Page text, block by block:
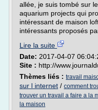
allée, je suis tombé sur
aquarium projects qui
intéressant de maison
intéressants proposés
Lire la suite
Date: 2017-04-07
Site : http://
Thèmes liés : travail
sur l internet / comment
trouver un travail a faire a la
la maison